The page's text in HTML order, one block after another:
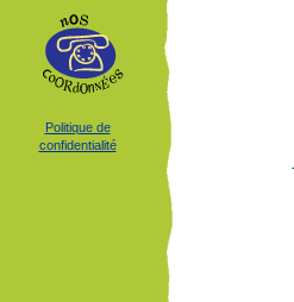
Politique de
confidentialité